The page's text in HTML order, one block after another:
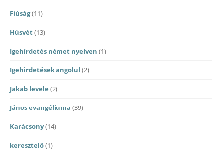
Fiúság(11)
Húsvét(13)
Igehírdetés német nyelven (1)
Igehirdetések angolul (2)
Jakab levele (2)
János evangéliuma (39)
Karácsony(14)
keresztelő(1)